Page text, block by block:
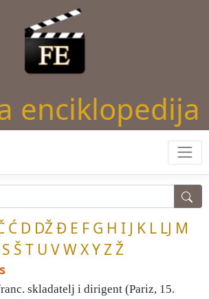
enciklopedija
Ć D DŽĐ E F G H I J K L LJ M
S Š T U VWXYZŽ
skladatelj i dirigent (Pariz, 15.